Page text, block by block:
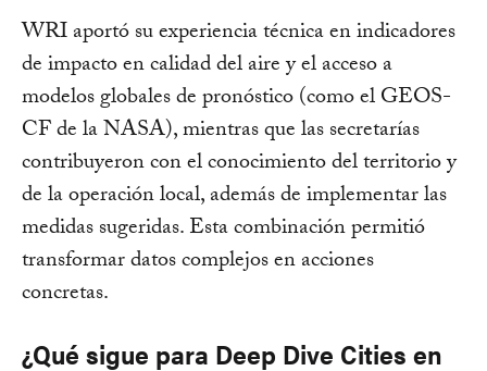
WRI aportó su experiencia técnica en indicadores
de impacto en calidad del aire y el acceso a
modelos globales de pronóstico (como el GEOS-
CF de la NASA), mientras que las secretarías
contribuyeron con el conocimiento del territorio y
de la operación local, además de implementar las
medidas sugeridas. Esta combinación permitió
transformar datos complejos en acciones
concretas.
¿Qué sigue para Deep Dive Cities en